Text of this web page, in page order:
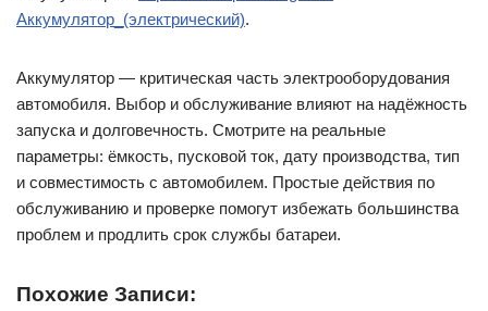
Аккумулятор_(электрический).
Аккумулятор — критическая часть электрооборудования
автомобиля. Выбор и обслуживание влияют на надёжность
запуска и долговечность. Смотрите на реальные
параметры: ёмкость, пусковой ток, дату производства, тип
и совместимость с автомобилем. Простые действия по
обслуживанию и проверке помогут избежать большинства
проблем и продлить срок службы батареи.
Похожие Записи: